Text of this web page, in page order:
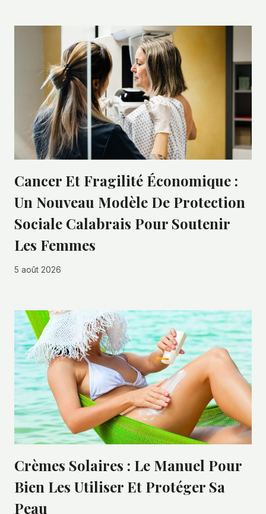
Cancer Et Fragilité Économique :
Un Nouveau Modèle De Protection
Sociale Calabrais Pour Soutenir
Les Femmes
5 août 2026
Crèmes Solaires : Le Manuel Pour
Bien Les Utiliser Et Protéger Sa
Peau